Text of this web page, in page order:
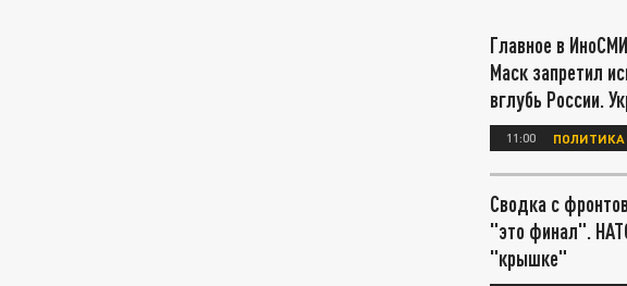
Главное в
Маск запретил
вглубь России.
11:00 ПОЛИТИКА
Сводка с
"это финал".
"крышке"